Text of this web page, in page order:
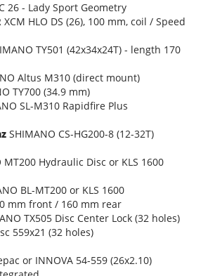
26 - Lady Sport Geometry
XCM HLO DS (26), 100 mm, coil / Speed
TY501 (42x34x24T) - length 170
Altus M310 (direct mount)
TY700 (34.9 mm)
SL-M310 Rapidfire Plus
SHIMANO CS-HG200-8 (12-32T)
MT200 Hydraulic Disc or KLS 1600
BL-MT200 or KLS 1600
mm front / 160 mm rear
TX505 Disc Center Lock (32 holes)
559x21 (32 holes)
or INNOVA 54-559 (26x2.10)